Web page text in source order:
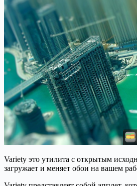
Variety это утилита с открытым
загружает и меняет обои на вашем